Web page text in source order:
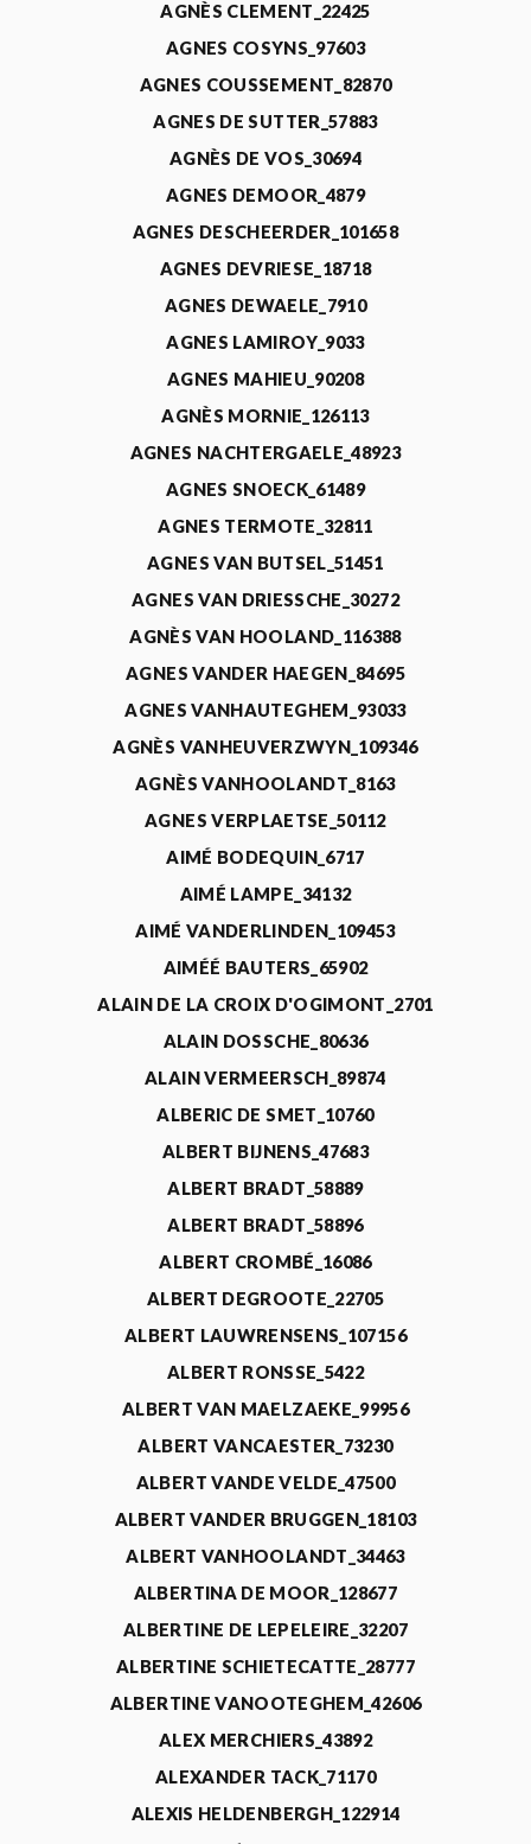
AGNÈS CLEMENT_22425
AGNES COSYNS_97603
AGNES COUSSEMENT_82870
AGNES DE SUTTER_57883
AGNÈS DE VOS_30694
AGNES DEMOOR_4879
AGNES DESCHEERDER_101658
AGNES DEVRIESE_18718
AGNES DEWAELE_7910
AGNES LAMIROY_9033
AGNES MAHIEU_90208
AGNÈS MORNIE_126113
AGNES NACHTERGAELE_48923
AGNES SNOECK_61489
AGNES TERMOTE_32811
AGNES VAN BUTSEL_51451
AGNES VAN DRIESSCHE_30272
AGNÈS VAN HOOLAND_116388
AGNES VANDER HAEGEN_84695
AGNES VANHAUTEGHEM_93033
AGNÈS VANHEUVERZWYN_109346
AGNÈS VANHOOLANDT_8163
AGNES VERPLAETSE_50112
AIMÉ BODEQUIN_6717
AIMÉ LAMPE_34132
AIMÉ VANDERLINDEN_109453
AIMÉÉ BAUTERS_65902
ALAIN DE LA CROIX D'OGIMONT_2701
ALAIN DOSSCHE_80636
ALAIN VERMEERSCH_89874
ALBERIC DE SMET_10760
ALBERT BIJNENS_47683
ALBERT BRADT_58889
ALBERT BRADT_58896
ALBERT CROMBÉ_16086
ALBERT DEGROOTE_22705
ALBERT LAUWRENSENS_107156
ALBERT RONSSE_5422
ALBERT VAN MAELZAEKE_99956
ALBERT VANCAESTER_73230
ALBERT VANDE VELDE_47500
ALBERT VANDER BRUGGEN_18103
ALBERT VANHOOLANDT_34463
ALBERTINA DE MOOR_128677
ALBERTINE DE LEPELEIRE_32207
ALBERTINE SCHIETECATTE_28777
ALBERTINE VANOOTEGHEM_42606
ALEX MERCHIERS_43892
ALEXANDER TACK_71170
ALEXIS HELDENBERGH_122914